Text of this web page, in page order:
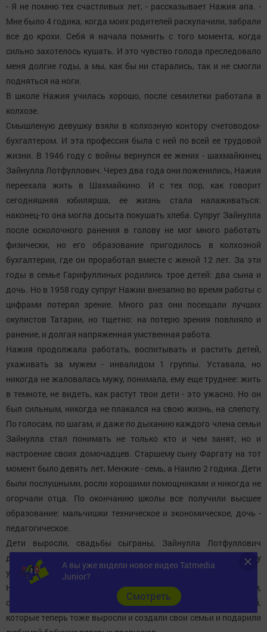
- Я не помню тех счастливых лет, - рассказывает Нажия апа. -
Мне было 4 годика, когда моих родителей раскулачили, забрали
все до крохи. Себя я начала помнить с того момента, когда
сильно захотелось кушать. И это чувство голода преследовало
меня долгие годы, а мы, как бы ни старались, так и не смогли
подняться на ноги.
В школе Нажия училась хорошо, после семилетки работала в
колхозе.
Смышленую девушку взяли в колхозную контору счетоводом-
бухгалтером. И эта профессия была с ней по всей ее трудовой
жизни. В 1946 году с войны вернулся ее жених - шахмайкинец
Зайнулла Лотфуллович. Через два года они поженились, Нажия
переехала жить в Шахмайкино. И с тех пор, как говорит
сегодняшняя юбилярша, ее жизнь стала налаживаться:
наконец-то она могла досыта покушать хлеба. Супруг Зайнулла
после осколочного ранения в голову не мог много работать
физически, но его образование пригодилось в колхозной
бухгалтерии, где он проработал вместе с женой 12 лет. За эти
годы в семье Гарифуллиных родились трое детей: два сына и
дочь. Но в 1958 году супруг Нажии внезапно во время работы с
цифрами потерял зрение. Много раз они посещали лучших
окулистов Татарии, но тщетно: на потерю зрения повлияло и
ранение, и долгая напряженная умственная работа.
Нажия продолжала работать, воспитывать и растить детей,
ухаживать за мужем - инвалидом 1 группы. Уставала, но
никогда не жаловалась мужу, понимала, ему еще труднее: жить
в темноте, не видеть, как растут твои дети - это ужасно. Но он
был сильным, никогда не плакался на свою жизнь, на слепоту.
По голосам, по шагам, и даже по дыханию каждого члена семьи
Зайнулла стал понимать не только кто и чем занят, но и
настроение своих домочадцев. Старшему сыну Фаргату на тот
момент было девять лет, Менжие - семь, а Наилю 2 годика. Дети
были послушными, росли хорошими помощниками и никогда не
огорчали отца. По окончанию школы все получили высшее
образование: мальчишки техническое и экономическое, дочь -
педагогическое.
Дети выросли, свадьбы сыграны, Зайнулла Лотфуллович
дождался рождения внуков и со спокойной душой в 1986 году
ушел в мир иной.
Нажия апа осталась жить в своем доме вместе с сыном Наилем,
снохой Рахилей. Помогала им воспитывать троих детей,
которые теперь тоже выросли и создали свои семьи и подарили
А вы уже видели новое видео Tatmedia
Junior?
Cмотреть